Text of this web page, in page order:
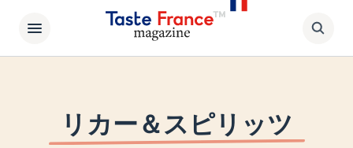
リカー＆スピリッツ